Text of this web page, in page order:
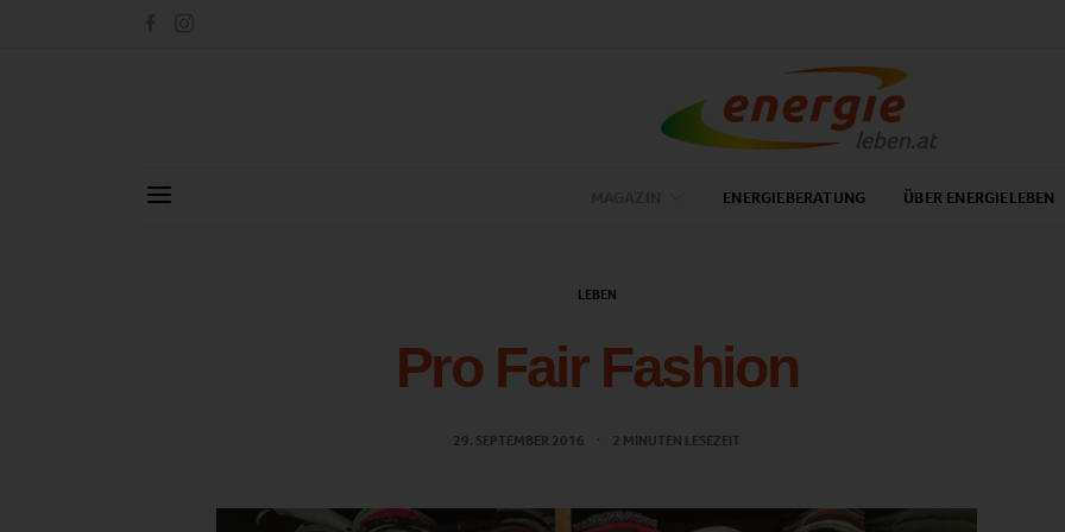
ENERGIEBERATUNG ÜBER ENERGIELEBEN
LEBEN
Pro Fair Fashion
29. SEPTEMBER 2016 2 MINUTEN LESEZEIT